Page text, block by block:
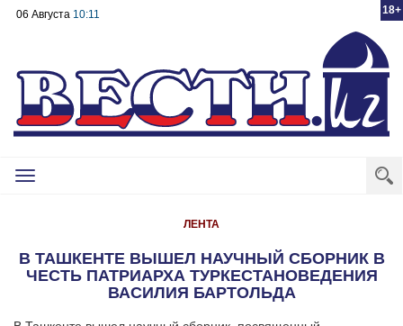
18+
06 Августа 10:11
Toggle
ЛЕНТА
В ТАШКЕНТЕ ВЫШЕЛ НАУЧНЫЙ СБОРНИК В
ЧЕСТЬ ПАТРИАРХА ТУРКЕСТАНОВЕДЕНИЯ
ВАСИЛИЯ БАРТОЛЬДА